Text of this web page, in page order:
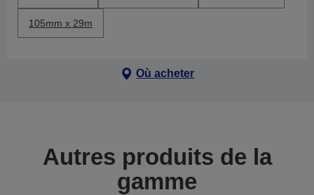
105mm x 29m
Où acheter
Autres produits de la
gamme